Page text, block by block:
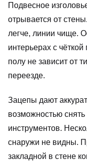
Подвесное
отрывается от
легче, линии чище.
интерьерах с
полу не зависит от
переезде.
Зацепы дают
возможностью снять
инструментов.
снаружи не видны.
закладной в стене